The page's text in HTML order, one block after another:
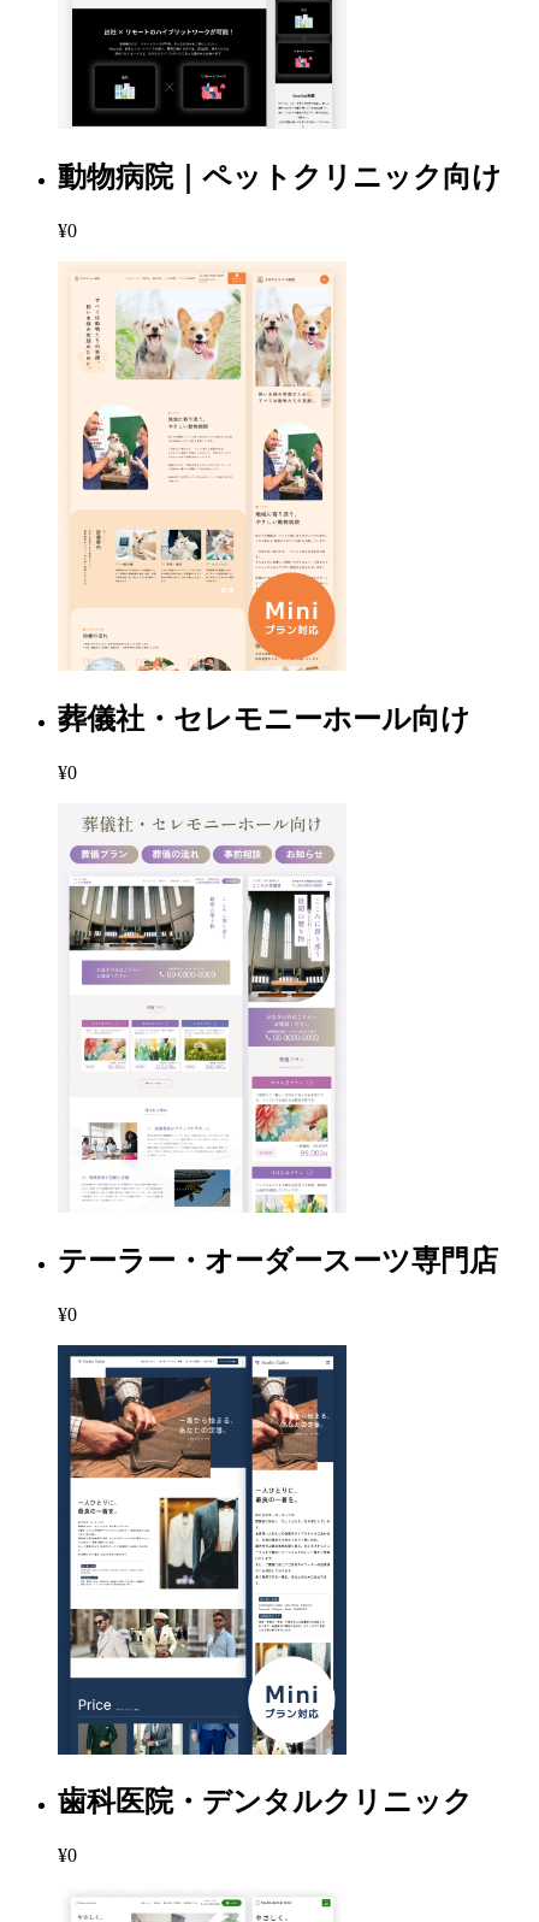
動物病院｜ペットクリニック向け
¥0
葬儀社・セレモニーホール向け
¥0
テーラー・オーダースーツ専門店
¥0
歯科医院・デンタルクリニック
¥0